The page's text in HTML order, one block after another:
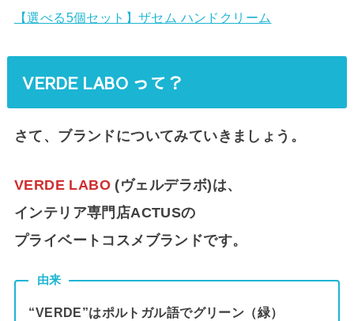
【選べる5個セット】ザセム ハンドクリーム
VERDE LABO って？
さて、ブランドについてみていきましょう。
VERDE LABO (ヴェルデラボ)は、
インテリア専門店ACTUSの
プライベートコスメブランドです。
由来
“VERDE”はポルトガル語でグリーン（緑）